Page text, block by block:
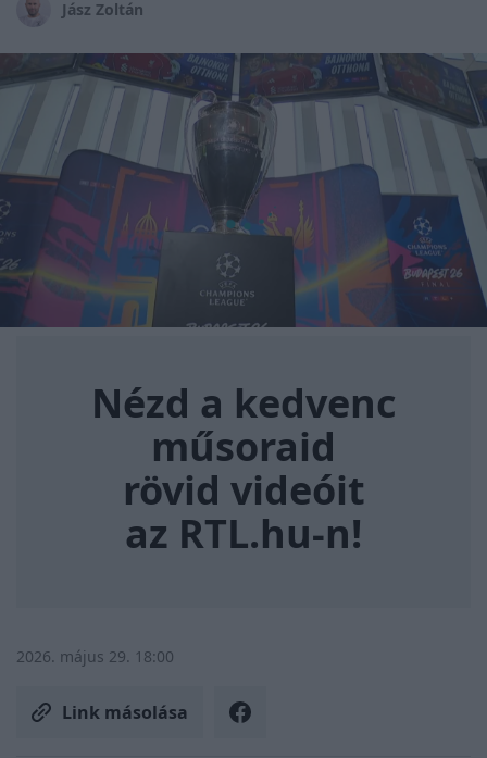
Jász Zoltán
Nézd a kedvenc
műsoraid
rövid videóit
az RTL.hu-n!
2026. május 29. 18:00
Link másolása